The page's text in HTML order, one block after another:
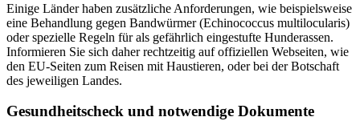
Einige Länder haben zusätzliche Anforderungen, wie beispielsweise
eine Behandlung gegen Bandwürmer (Echinococcus multilocularis)
oder spezielle Regeln für als gefährlich eingestufte Hunderassen.
Informieren Sie sich daher rechtzeitig auf offiziellen Webseiten, wie
den EU-Seiten zum Reisen mit Haustieren, oder bei der Botschaft
des jeweiligen Landes.
Gesundheitscheck und notwendige Dokumente